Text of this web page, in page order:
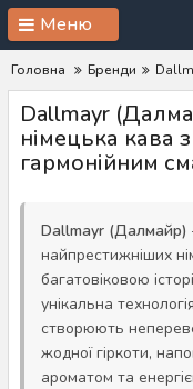
Меню
Головна Бренди
Dallmayr
німецька кава
гармонійним
Dallmayr (Далмайр)
найпрестижніших
багатовіковою
унікальна
створюють
жодної гіркоти,
ароматом та